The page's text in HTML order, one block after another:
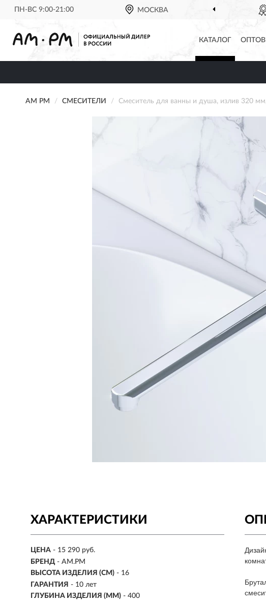
ПН-ВС 9:00-21:00 МОСКВА
КАТАЛОГ
AM PM СМЕСИТЕЛИ Смеситель для ванны и душа, излив 320
ХАРАКТЕРИСТИКИ
ЦЕНА - 15 290 руб.
БРЕНД - AM.PM
ВЫСОТА ИЗДЕЛИЯ (СМ) - 16
ГАРАНТИЯ - 10 лет
ГЛУБИНА ИЗДЕЛИЯ (ММ) - 400